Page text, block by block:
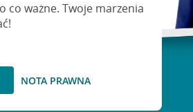
co ważne. Twoje marzenia
NOTA PRAWNA